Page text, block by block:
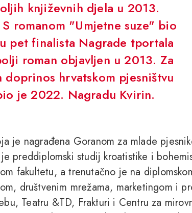
književnih djela u 2013.
romanom "Umjetne suze" bio
pet finalista Nagrade tportala
roman objavljen u 2013. Za
doprinos hrvatskom pjesništvu
je 2022. Nagradu Kvirin.
je nagrađena Goranom za mlade
preddiplomski studij kroatistike i
fakultetu, a trenutačno je na
društvenim mrežama, marketingom i
Teatru &TD, Frakturi i Centru za